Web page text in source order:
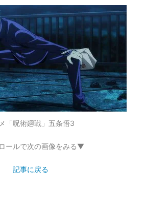
「呪術廻戦」五条悟3
ールで次の画像をみる▼
記事に戻る